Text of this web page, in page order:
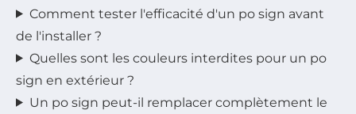
Comment tester l'efficacité d'un po sign avant
de l'installer ?
Quelles sont les couleurs interdites pour un po
sign en extérieur ?
Un po sign peut-il remplacer complètement le